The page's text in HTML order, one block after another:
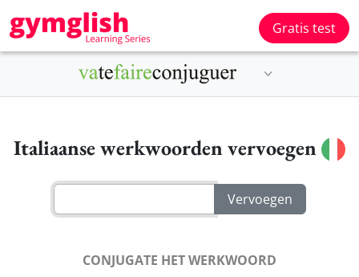
Gratis test
Italiaanse werkwoorden vervoegen
CONJUGATE HET WERKWOORD